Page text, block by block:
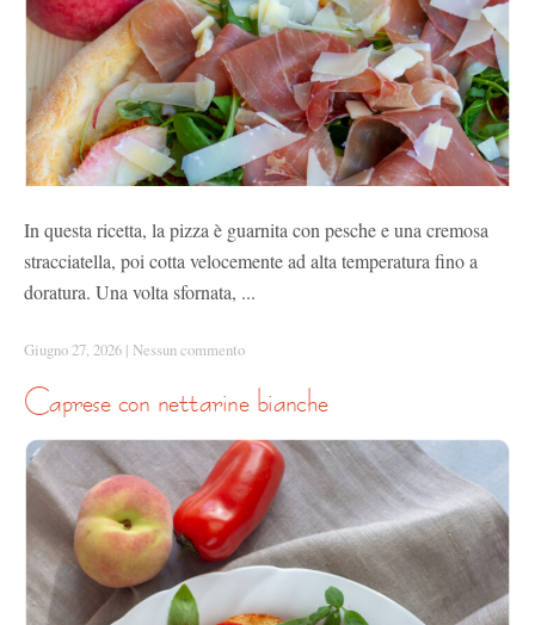
In questa ricetta, la pizza è guarnita con pesche e una cremosa
stracciatella, poi cotta velocemente ad alta temperatura fino a
doratura. Una volta sfornata, ...
Giugno 27, 2026 | Nessun commento
caprese con nettarine bianche